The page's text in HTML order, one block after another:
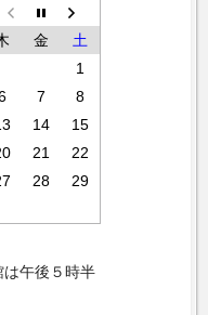
金
土
1
7
8
14
15
21
22
28
29
午後５時半